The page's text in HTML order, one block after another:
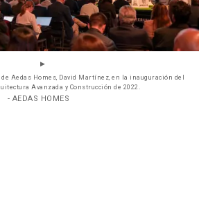
de Aedas Homes, David Martínez, en la inauguración del
Avanzada y Construcción de 2022.
- AEDAS HOMES